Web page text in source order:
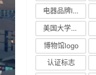
电器品牌logo
美国大学校徽
博物馆logo
认证标志